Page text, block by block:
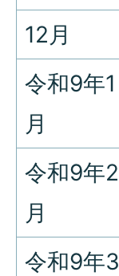
12月
令和9年1
月
令和9年2
月
令和9年3